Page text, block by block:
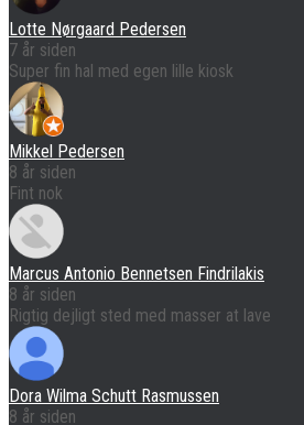
Lotte Nørgaard Pedersen
7 år siden
Super fin hal med egen lille kiosk
Mikkel Pedersen
8 år siden
Fint nok
Marcus Antonio Bennetsen Findrilakis
8 år siden
Rigtig dejligt sted med masser at lave
Dora Wilma Schutt Rasmussen
8 år siden